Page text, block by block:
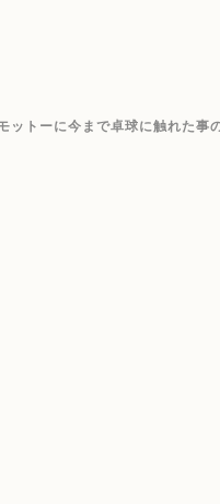
トーに今まで卓球に触れた事